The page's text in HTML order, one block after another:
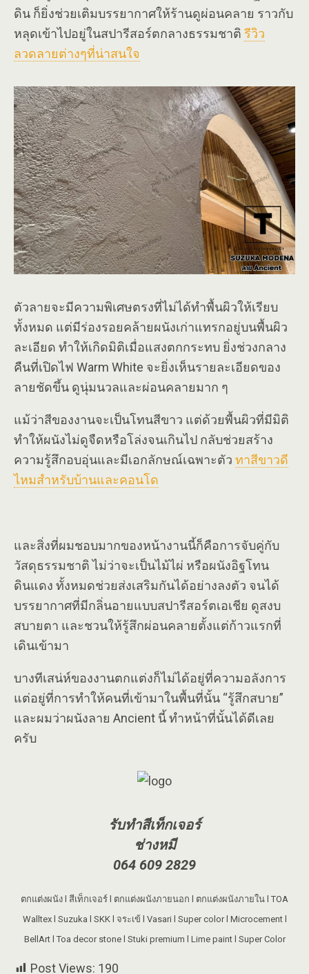
ดิน ก็ยิ่งช่วยเติมบรรยากาศให้ร้านดูผ่อนคลาย ราวกับ
หลุดเข้าไปอยู่ในสปารีสอร์ตกลางธรรมชาติ รีวิว
ลวดลายต่างๆที่น่าสนใจ
ตัวลายจะมีความพิเศษตรงที่ไม่ได้ทำพื้นผิวให้เรียบ
ทั้งหมด แต่มีร่องรอยคล้ายผนังเก่าแทรกอยู่บนพื้นผิว
ละเอียด ทำให้เกิดมิติเมื่อแสงตกกระทบ ยิ่งช่วงกลาง
คืนที่เปิดไฟ Warm White จะยิ่งเห็นรายละเอียดของ
ลายชัดขึ้น ดูนุ่มนวลและผ่อนคลายมาก ๆ
แม้ว่าสีของงานจะเป็นโทนสีขาว แต่ด้วยพื้นผิวที่มีมิติ
ทำให้ผนังไม่ดูจืดหรือโล่งจนเกินไป กลับช่วยสร้าง
ความรู้สึกอบอุ่นและมีเอกลักษณ์เฉพาะตัว ทาสีขาวดี
ไหมสำหรับบ้านและคอนโด
และสิ่งที่ผมชอบมากของหน้างานนี้ก็คือการจับคู่กับ
วัสดุธรรมชาติ ไม่ว่าจะเป็นไม้ไผ่ หรือผนังอิฐโทน
ดินแดง ทั้งหมดช่วยส่งเสริมกันได้อย่างลงตัว จนได้
บรรยากาศที่มีกลิ่นอายแบบสปารีสอร์ตเอเชีย ดูสงบ
สบายตา และชวนให้รู้สึกผ่อนคลายตั้งแต่ก้าวแรกที่
เดินเข้ามา
บางทีเสน่ห์ของงานตกแต่งก็ไม่ได้อยู่ที่ความอลังการ
แต่อยู่ที่การทำให้คนที่เข้ามาในพื้นที่นั้น “รู้สึกสบาย”
และผมว่าผนังลาย Ancient นี้ ทำหน้าที่นั้นได้ดีเลย
ครับ
รับทำสีเท็กเจอร์
ช่างหมี
064 609 2829
ตกแต่งผนัง l สีเท็กเจอร์ l ตกแต่งผนังภายนอก l ตกแต่งผนังภายใน l TOA
Walltex l Suzuka l SKK l จระเข้ l Vasari l Super color l Microcement l
BellArt l Toa decor stone l Stuki premium l Lime paint l Super Color
Post Views: 190